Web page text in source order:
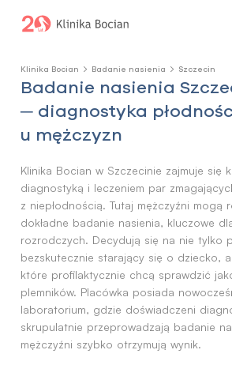
Klinika Bocian Badanie nasienia Szczecin
Badanie nasienia
─ diagnostyka
u mężczyzn
Klinika Bocian w Szczecinie zajmuje się
diagnostyką i leczeniem par
z niepłodnością. Tutaj mężczyźni mogą
dokładne badanie nasienia, kluczowe
rozrodczych. Decydują się na nie tylko
bezskutecznie starający się o dziecko,
które profilaktycznie chcą sprawdzić
plemników. Placówka posiada
laboratorium, gdzie doświadczeni
skrupulatnie przeprowadzają badanie
mężczyźni szybko otrzymują wynik.